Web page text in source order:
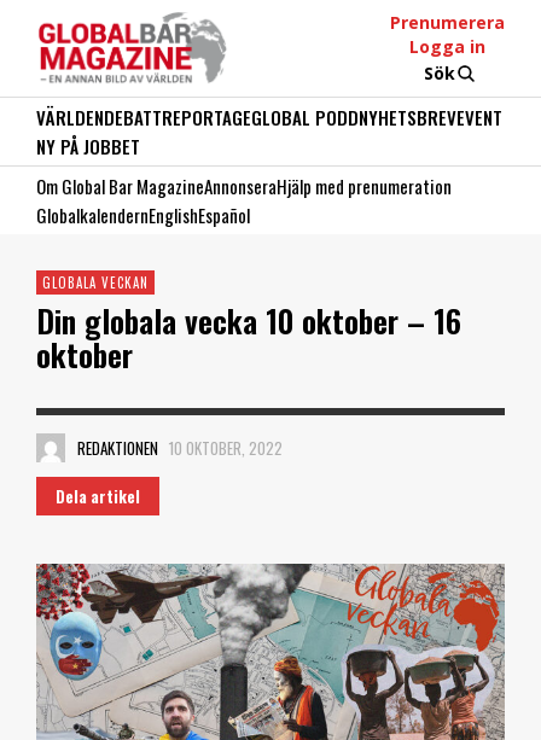
Prenumerera
Logga in
Sök
VÄRLDENDEBATTREPORTAGEGLOBAL PODDNYHETSBREVEVENT
NY PÅ JOBBET
Om Global Bar MagazineAnnonseraHjälp med prenumeration
GlobalkalendernEnglishEspañol
GLOBALA VECKAN
Din globala vecka 10 oktober – 16
oktober
REDAKTIONEN 10 OKTOBER, 2022
Dela artikel